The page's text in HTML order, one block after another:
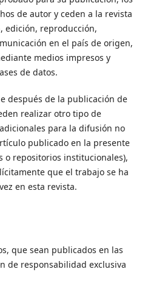
de autor y ceden a la revista
edición, reproducción,
en el país de origen,
medios impresos y
de datos.
después de la publicación de
realizar otro tipo de
para la difusión no
publicado en la presente
o repositorios institucionales),
que el trabajo se ha
en esta revista.
que sean publicados en las
de responsabilidad exclusiva